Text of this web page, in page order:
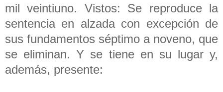
mil veintiuno. Vistos: Se reproduce la
sentencia en alzada con excepción de
sus fundamentos séptimo a noveno, que
se eliminan. Y se tiene en su lugar y,
además, presente: